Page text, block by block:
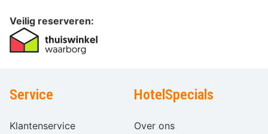
Veilig reserveren:
Service
Klantenservice
HotelSpecials
Over ons